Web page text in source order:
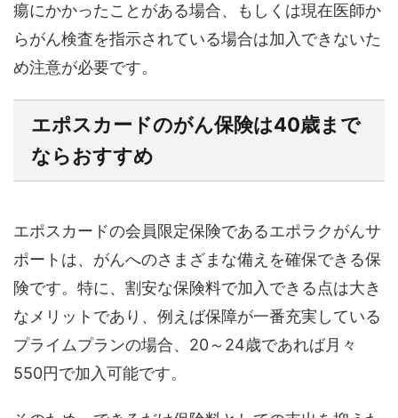
瘍にかかったことがある場合、もしくは現在医師か
らがん検査を指示されている場合は加入できないた
め注意が必要です。
エポスカードのがん保険は40歳まで
ならおすすめ
エポスカードの会員限定保険であるエポラクがんサ
ポートは、がんへのさまざまな備えを確保できる保
険です。特に、割安な保険料で加入できる点は大き
なメリットであり、例えば保障が一番充実している
プライムプランの場合、20～24歳であれば月々
550円で加入可能です。